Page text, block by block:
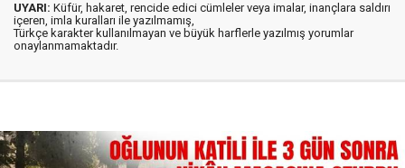
UYARI: Küfür, hakaret, rencide edici cümleler veya imalar, inançlara saldırı
içeren, imla kuralları ile yazılmamış,
Türkçe karakter kullanılmayan ve büyük harflerle yazılmış yorumlar
onaylanmamaktadır.